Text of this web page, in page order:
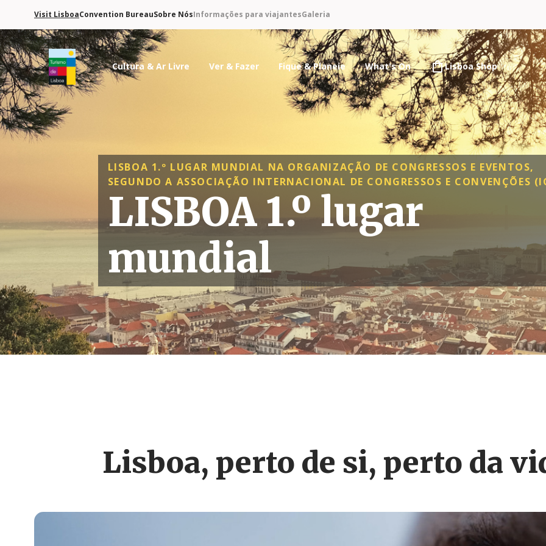
Visit LisboaConvention BureauSobre NósInformações para viajantesGaleria
Logo do Turismo de Lisboa
Cultura & Ar Livre Ver & Fazer Fique & Planeie What's On Lisboa Shop
LISBOA 1.º LUGAR MUNDIAL NA ORGANIZAÇÃO DE CONGRESSOS E EVENTOS,
SEGUNDO A ASSOCIAÇÃO INTERNACIONAL DE CONGRESSOS E CONVENÇÕES
LISBOA 1.º lugar
mundial
Lisboa, perto de si, perto da